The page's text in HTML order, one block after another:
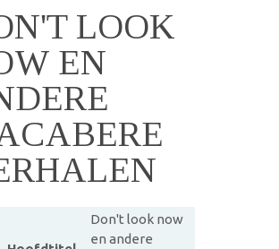
LOOK
EN
Don't look now
en andere